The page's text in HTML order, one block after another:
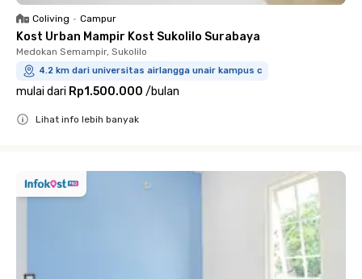
Coliving • Campur
Kost Urban Mampir Kost Sukolilo Surabaya
Medokan Semampir, Sukolilo
4.2 km dari universitas airlangga unair kampus c
mulai dari Rp1.500.000 /bulan
Lihat info lebih banyak